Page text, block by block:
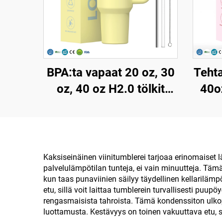
BPA:ta vapaat 20 oz, 30
oz, 40 oz H2.0 tölkit
eristetty kuppi
ruostumattomasta
teräksestä
Kaksiseinäinen viinitumblerei tarjoaa
palvelulämpötilan tunteja, ei vain minuutteja.
kun taas punaviinien säilyy täydellinen
etu, sillä voit laittaa tumblerein turvallisesti
rengasmaisista tahroista. Tämä kondenssiton
luottamusta. Kestävyys on toinen vakuuttava